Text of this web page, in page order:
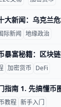
际新闻 地缘政治
加密货币 DeFi
教程 新手入门